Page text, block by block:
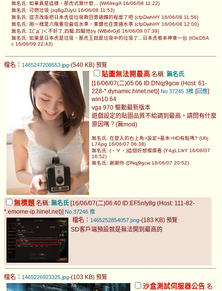
無名氏: 如果真是這樣，那虎式算什麼... (Wr6lregA 16/06/08 11:22)
無名氏: 可燃垃圾 (zqBgZUyU 16/06/08 11:53)
無名氏: 這次改版把日本虎從垃圾救回普通爛的程度了吧 (cfpDwhHY 16/06/08 11:56)
無名氏: 砲一樣是六階重坦最低水準，車體也在普通水準 (cfpDwhHY 16/06/08 12:00)
無名氏: Σ(ﾟдﾟ)＜不好了,四驅,四驅他(ry (WBi6rGj6 16/06/09 07:39)
無名氏: 如果是日本虎是垃圾，那虎王就是垃圾中的垃圾了...日本虎根本神車一台 (IOicD5A
c 16/06/09 22:43)
檔名： 1465247208553.jpg-(540 KB) 預覽
貼圖無法開最高 名稱: 無名氏
[16/06/07(二)05:06 ID:DNqj9gcw (Host: 61-
228-*.dynamic.hinet.net)] No.37245 3推 [ 回應]
win10 64
vga 970 驅動最新版本
遊戲設定的貼圖品質不給調到最高，請問有什麼
原因嗎？(無mod)
無名氏: 在登入的右上角>設定>基本>HD有點嗎? (Uhj
L7Apg 16/06/07 06:38)
無名氏: (・∀・)這個好想摸摸看 (Y4gL1/kY 16/06/07
16:52)
無名氏: 謝謝你 (DNqj9gcw 16/06/07 20:52)
無標題 名稱: 無名氏 [16/06/07(二)06:40 ID:EF5nIy8g (Host: 111-82-
*.emome-ip.hinet.net)] No.37246 推
檔名： 1465252854057.png-(183 KB) 預覽
SD客戶端預設就是無法開到最高的
檔名： 1465226923325.jpg-(103 KB) 預覽
沙盒測試伺服器公告 名